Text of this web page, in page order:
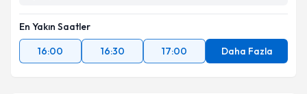
En Yakın Saatler
16:00
16:30 17:00 Daha Fazla